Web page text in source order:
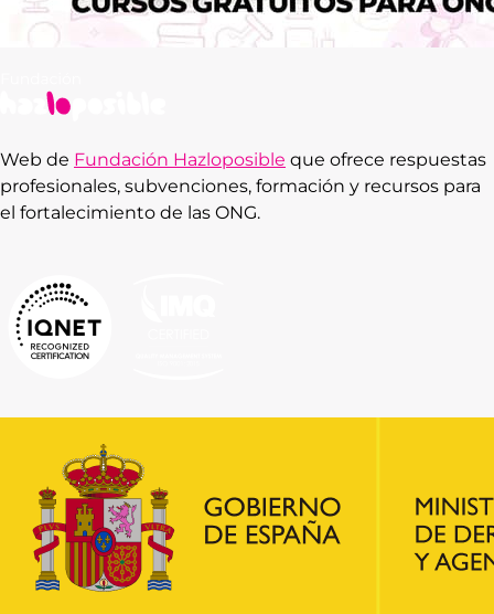
Web de Fundación Hazloposible que ofrece respuestas
profesionales, subvenciones, formación y recursos para
el fortalecimiento de las ONG.